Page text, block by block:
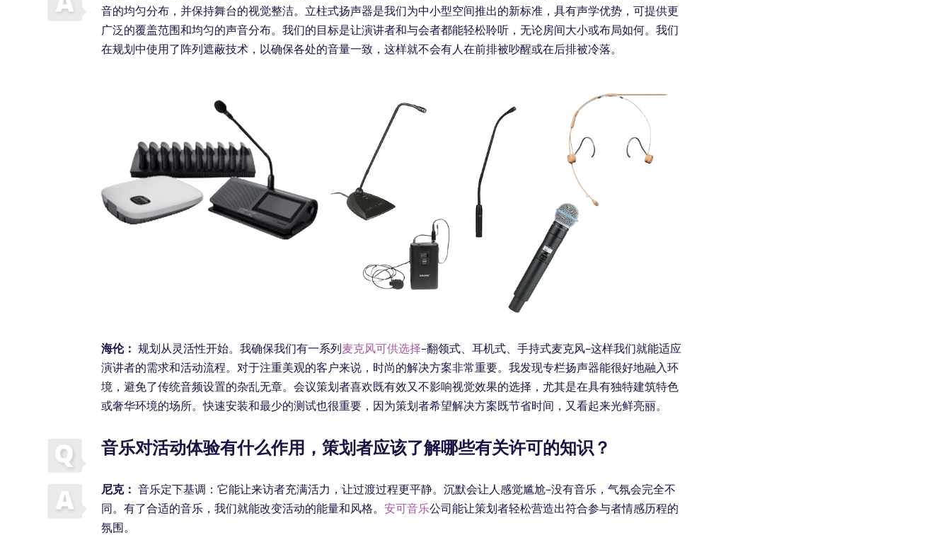
音的均匀分布，并保持舞台的视觉整洁。立柱式扬声器是我们为中小型空间推出的新标准，具有声学优势，可提供更
广泛的覆盖范围和均匀的声音分布。我们的目标是让演讲者和与会者都能轻松聆听，无论房间大小或布局如何。我们
在规划中使用了阵列遮蔽技术，以确保各处的音量一致，这样就不会有人在前排被吵醒或在后排被冷落。
海伦：规划从灵活性开始。我确保我们有一系列麦克风可供选择–翻领式、耳机式、手持式麦克风–这样我们就能适应
演讲者的需求和活动流程。对于注重美观的客户来说，时尚的解决方案非常重要。我发现专栏扬声器能很好地融入环
境，避免了传统音频设置的杂乱无章。会议策划者喜欢既有效又不影响视觉效果的选择，尤其是在具有独特建筑特色
或奢华环境的场所。快速安装和最少的测试也很重要，因为策划者希望解决方案既节省时间，又看起来光鲜亮丽。
音乐对活动体验有什么作用，策划者应该了解哪些有关许可的知识？
尼克：音乐定下基调：它能让来访者充满活力，让过渡过程更平静。沉默会让人感觉尴尬–没有音乐，气氛会完全不
同。有了合适的音乐，我们就能改变活动的能量和风格。安可音乐公司能让策划者轻松营造出符合参与者情感历程的
氛围。